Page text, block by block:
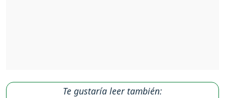
Te gustaría leer también: